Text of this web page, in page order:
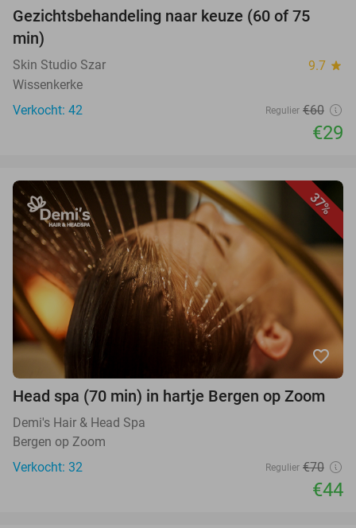
Gezichtsbehandeling naar keuze (60 of 75
min)
Skin Studio Szar 9.7 star
Wissenkerke
Verkocht: 42
Regulier €60
€29
37%
favorite_border
Head spa (70 min) in hartje Bergen op Zoom
Demi's Hair & Head Spa
Bergen op Zoom
Verkocht: 32
Regulier €70
€44